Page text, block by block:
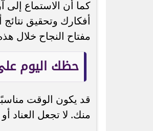
كما أن الاستماع إلى
أفكارك وتحقيق
مفتاح النجاح خلال
حظك اليوم
قد يكون الوقت
منك. لا تجعل العناد